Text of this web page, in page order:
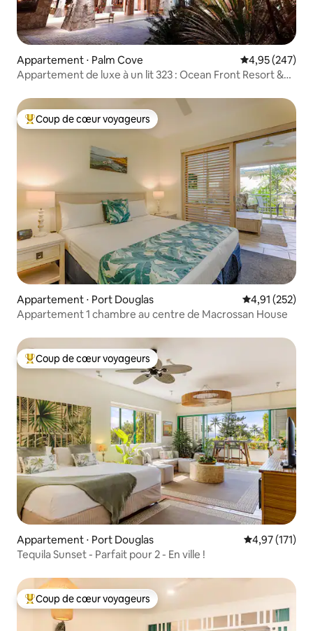
Appartement ⋅ Palm Cove Évaluation
4,95 (247)
Appartement de luxe à un lit 323 : Ocean Front Resort &
Coups de cœur voyageurs les plus appréciés
Coup de cœur voyageurs
Appartement ⋅ Port Douglas Évaluation
4,91 (252)
Appartement 1 chambre au centre de Macrossan House
Coups de cœur voyageurs les plus appréciés
Coup de cœur voyageurs
Appartement ⋅ Port Douglas Évaluation
4,97 (171)
Tequila Sunset - Parfait pour 2 - En ville !
Coups de cœur voyageurs les plus appréciés
Coup de cœur voyageurs